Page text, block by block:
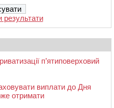
результати
п’ятиповерховий
виплати до Дня
отримати